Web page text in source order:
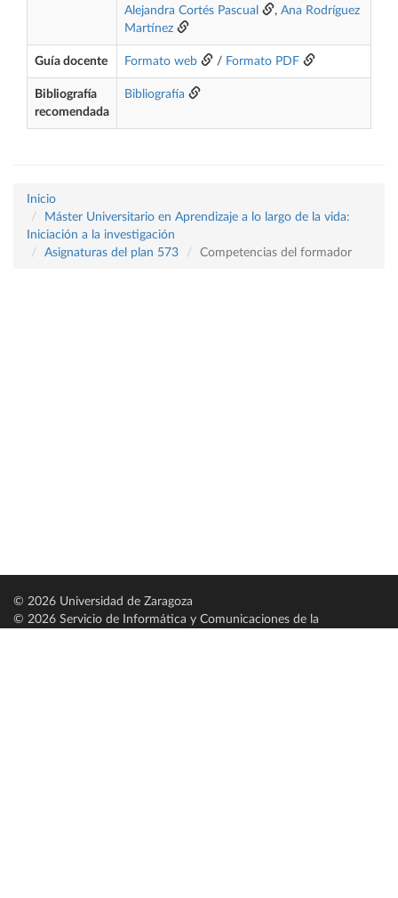
Alejandra Cortés Pascual
, Ana Rodríguez
Martínez
Guía docente Formato web / Formato PDF
Bibliografía
recomendada
Bibliografía
Inicio
Máster Universitario en Aprendizaje a lo largo de la vida:
Iniciación a la investigación
Asignaturas del plan 573
Competencias del formador
© 2026 Universidad de Zaragoza
© 2026 Servicio de Informática y Comunicaciones de la